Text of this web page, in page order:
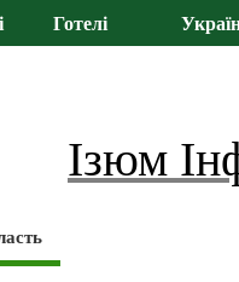
Готелі
Ізюм